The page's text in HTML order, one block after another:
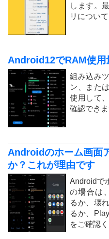
します。
リについ
Android12でRAM使用
組み込み
ン、また
使用して
確認できま
Androidのホーム画面
か？これが理由です
Androidで
の場合は
るか、壊
るか、
をご確認く